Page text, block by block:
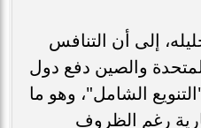
إلى أن التنافس
والصين دفع دول
الشامل"، وهو ما
رغم الظروف